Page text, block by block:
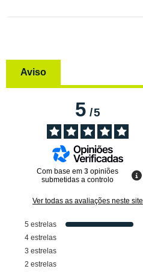
Aviso
5/5
Com base em 3 opiniões
submetidas a controlo
Ver todas as avaliações neste site
5 estrelas
4 estrelas
3 estrelas
2 estrelas